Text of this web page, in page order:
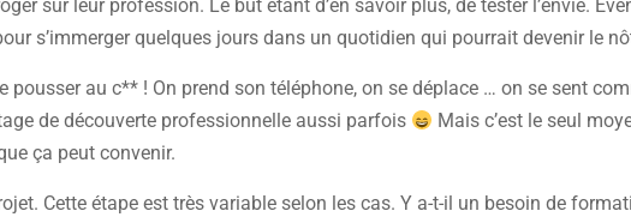
sur leur profession. Le but étant d’en savoir plus, de tester l’envie.
s’immerger quelques jours dans un quotidien qui pourrait devenir le
pousser au c** ! On prend son téléphone, on se déplace … on se sent
de découverte professionnelle aussi parfois
Mais c’est le seul
ça peut convenir.
Cette étape est très variable selon les cas. Y a-t-il un besoin de